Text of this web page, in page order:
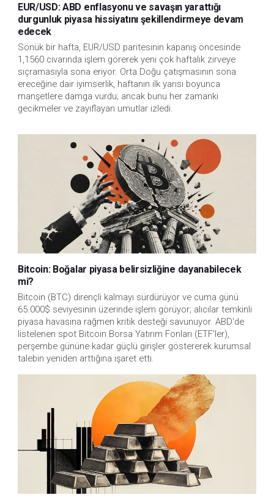
EUR/USD: ABD enflasyonu ve savaşın yarattığı
durgunluk piyasa hissiyatını şekillendirmeye devam
edecek
Sönük bir hafta, EUR/USD paritesinin kapanış öncesinde
1,1560 civarında işlem görerek yeni çok haftalık zirveye
sıçramasıyla sona eriyor. Orta Doğu çatışmasının sona
ereceğine dair iyimserlik, haftanın ilk yarısı boyunca
manşetlere damga vurdu; ancak bunu her zamanki
gecikmeler ve zayıflayan umutlar izledi.
Bitcoin: Boğalar piyasa belirsizliğine dayanabilecek
mi?
Bitcoin (BTC) dirençli kalmayı sürdürüyor ve cuma günü
65.000$ seviyesinin üzerinde işlem görüyor; alıcılar temkinli
piyasa havasına rağmen kritik desteği savunuyor. ABD'de
listelenen spot Bitcoin Borsa Yatırım Fonları (ETF'ler),
perşembe gününe kadar güçlü girişler göstererek kurumsal
talebin yeniden arttığına işaret etti.